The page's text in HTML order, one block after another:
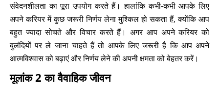
संवेदनशीलता का पूरा उपयोग करते हैं। हालांकि कभी-कभी आपके लिए
अपने करियर में कुछ जरूरी निर्णय लेना मुश्किल हो सकता हैं, क्योंकि आप
बहुत ज्यादा सोचते और विचार करते हैं। अगर आप अपने करियर को
बुलंदियों पर ले जाना चाहते हैं तो आपके लिए जरूरी है कि आप अपने
आत्मविश्वास को बढ़ाएं और निर्णय लेने की अपनी क्षमता को बेहतर करें।
मूलांक 2 का वैवाहिक जीवन